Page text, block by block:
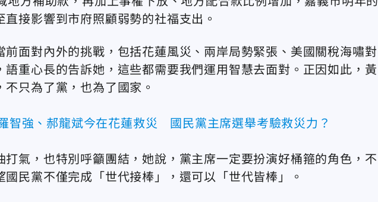
接影響到市府照顧弱勢的社福支出。
前面對內外的挑戰，包括花蓮風災、兩岸局勢緊張、美國關稅海嘯對
語重心長的告訴她，這些都需要我們運用智慧去面對。正因如此，黃
只為了黨，也為了國家。
智強、郝龍斌今在花蓮救災 國民黨主席選舉考驗救災力？
打氣，也特別呼籲團結，她說，黨主席一定要扮演好桶箍的角色，不
民黨不僅完成「世代接棒」，還可以「世代皆棒」。